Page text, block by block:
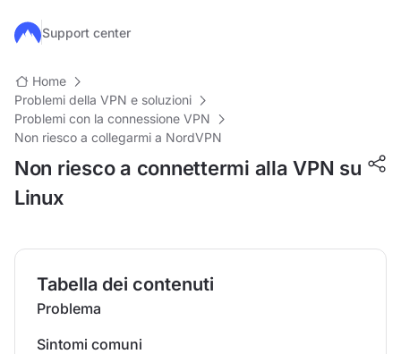
Salta al contenuto principale
Support center
Home
Problemi della VPN e soluzioni
Problemi con la connessione VPN
Non riesco a collegarmi a NordVPN
Non riesco a connettermi alla VPN su
Linux
Tabella dei contenuti
Problema
Sintomi comuni